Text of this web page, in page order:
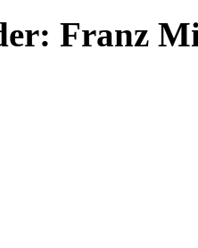
Franz